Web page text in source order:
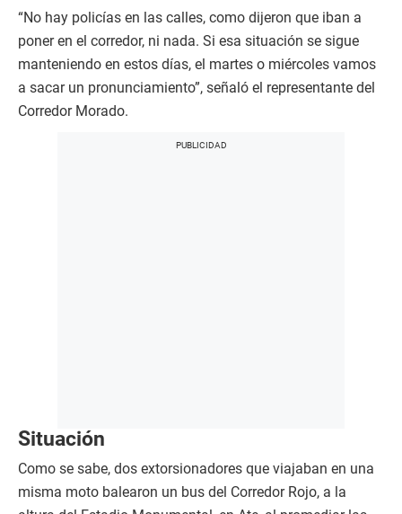
“No hay policías en las calles, como dijeron que iban a
poner en el corredor, ni nada. Si esa situación se sigue
manteniendo en estos días, el martes o miércoles vamos
a sacar un pronunciamiento”, señaló el representante del
Corredor Morado.
Situación
Como se sabe, dos extorsionadores que viajaban en una
misma moto balearon un bus del Corredor Rojo, a la